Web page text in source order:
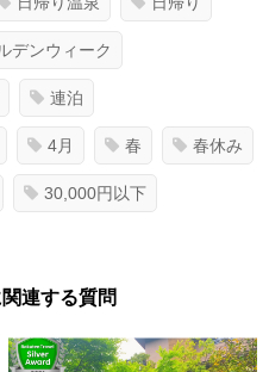
デンウィーク
連泊
4月 春 春休み
30,000円以下
連する質問